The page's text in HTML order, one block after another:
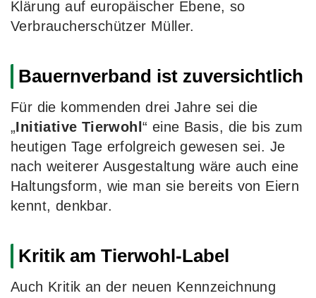
Klärung auf europäischer Ebene, so
Verbraucherschützer Müller.
Bauernverband ist zuversichtlich
Für die kommenden drei Jahre sei die
„Initiative Tierwohl“ eine Basis, die bis zum
heutigen Tage erfolgreich gewesen sei. Je
nach weiterer Ausgestaltung wäre auch eine
Haltungsform, wie man sie bereits von Eiern
kennt, denkbar.
Kritik am Tierwohl-Label
Auch Kritik an der neuen Kennzeichnung